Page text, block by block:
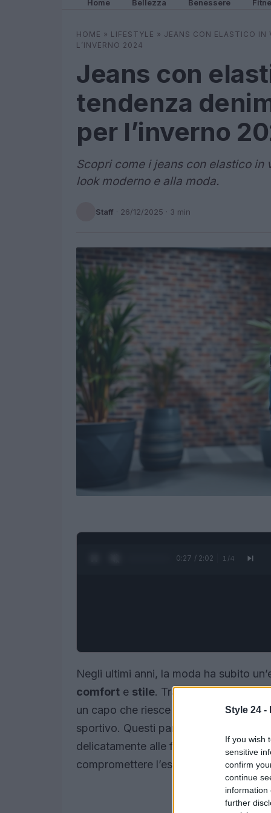
Style 24 -
If you wish
sensitive
confirm
continue
information
further
Home Bellezza Benessere
HOME » LIFESTYLE » JEANS CON ELASTICO IN
L’INVERNO 2024
Jeans con
tendenza
per l’inverno
Scopri come i jeans con elastico
look moderno e alla moda.
Staff · 26/12/2025 · 3 min
0:28 / 2:02 1 /4
Negli ultimi anni, la moda ha subito
comfort e stile. Tra le proposte più
un capo che riesce a coniugare il
sportivo. Questi pantaloni, noti anche
delicatamente alle forme del corpo,
compromettere l’estetica.